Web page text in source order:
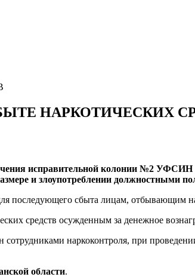
НАРКОТИЧЕСКИХ
исправительной колонии №2
и злоупотреблении должностными
последующего сбыта лицам, отбывающим
средств осужденным за денежное
наркоконтроля, при
области.